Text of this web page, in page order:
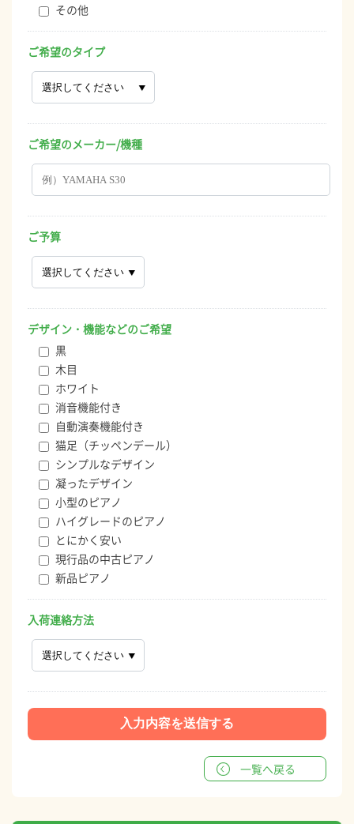
その他
ご希望のタイプ
ご希望のメーカー/機種
ご予算
デザイン・機能などのご希望
黒
木目
ホワイト
消音機能付き
自動演奏機能付き
猫足（チッペンデール）
シンプルなデザイン
凝ったデザイン
小型のピアノ
ハイグレードのピアノ
とにかく安い
現行品の中古ピアノ
新品ピアノ
入荷連絡方法
一覧へ戻る